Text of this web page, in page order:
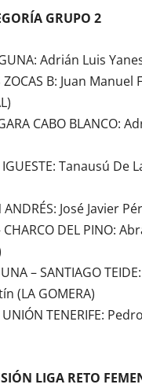
GRUPO 2
Adrián Luis
ZOCAS B: Juan Manuel
CABO BLANCO:
IGUESTE: Tanausú De
ANDRÉS: José Javier
CHARCO DEL PINO:
– SANTIAGO
(LA GOMERA)
UNIÓN TENERIFE:
LIGA RETO